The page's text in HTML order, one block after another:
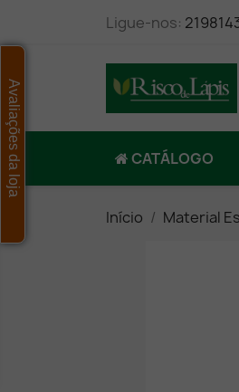
Ligue-nos:
CATÁLOGO
Início Material
Avaliações da loja